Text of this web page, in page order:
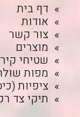
דף בית
אודות
צור קשר
מוצרים
שטיחי
מפות
ציפיות
תיקי צד